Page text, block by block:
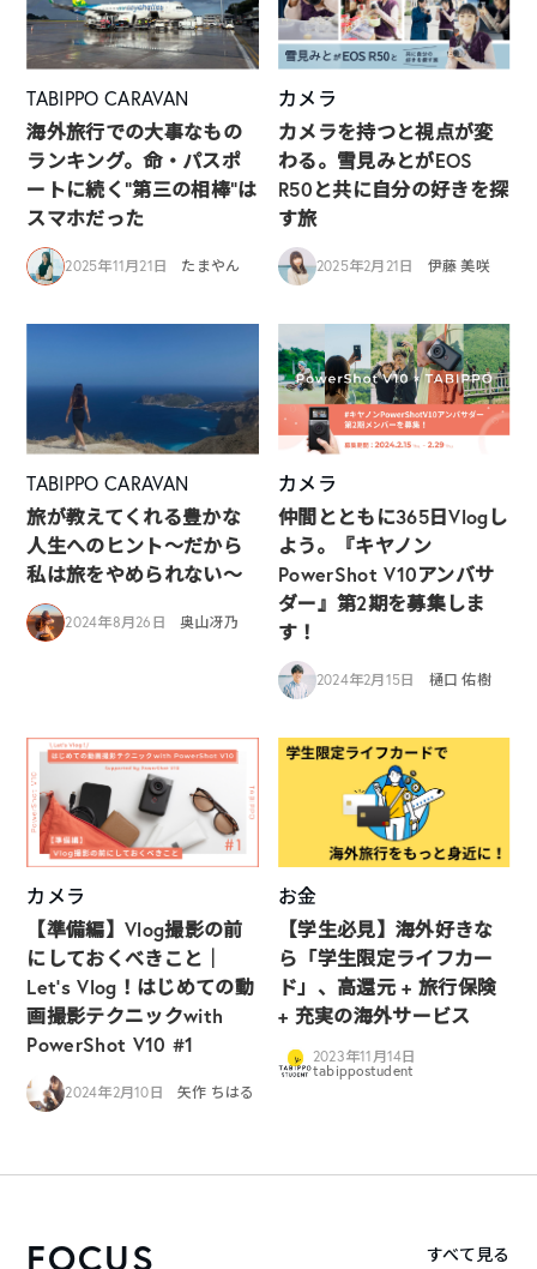
TABIPPO CARAVAN
海外旅行での大事なもの
ランキング。命・パスポ
ートに続く“第三の相棒”は
スマホだった
2025年11月21日 たまやん
カメラ
カメラを持つと視点が変
わる。雪見みとがEOS
R50と共に自分の好きを探
す旅
2025年2月21日 伊藤 美咲
TABIPPO CARAVAN
旅が教えてくれる豊かな
人生へのヒント〜だから
私は旅をやめられない〜
2024年8月26日 奥山冴乃
カメラ
仲間とともに365日Vlogし
よう。『キヤノン
PowerShot V10アンバサ
ダー』第2期を募集しま
す！
2024年2月15日 樋口 佑樹
カメラ
【準備編】Vlog撮影の前
にしておくべきこと｜
Let’s Vlog！はじめての動
画撮影テクニックwith
PowerShot V10 #1
2024年2月10日 矢作 ちはる
お金
【学生必見】海外好きな
ら「学生限定ライフカー
ド」、高還元 + 旅行保険
+ 充実の海外サービス
2023年11月14日
tabippostudent
FOCUS すべて見る